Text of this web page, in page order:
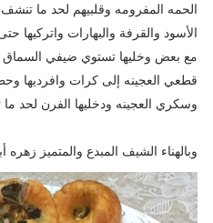
الحمه المفرومه وقلبيهم لحد ما
الأسود والقرفة والبهارات واتركيها
مع بعض وخليها تستوي ضيفي السماق
قطعي العجينه إلى كرات وافرديها
وسكري العجينه ودخليها الفرن لحد
وبالهناء الشيف المبدع والمتميز زهره